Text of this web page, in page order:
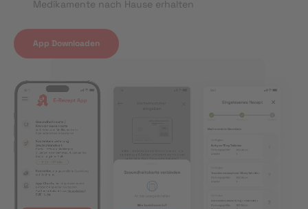
Medikamente nach Hause erhalten
App Downloaden